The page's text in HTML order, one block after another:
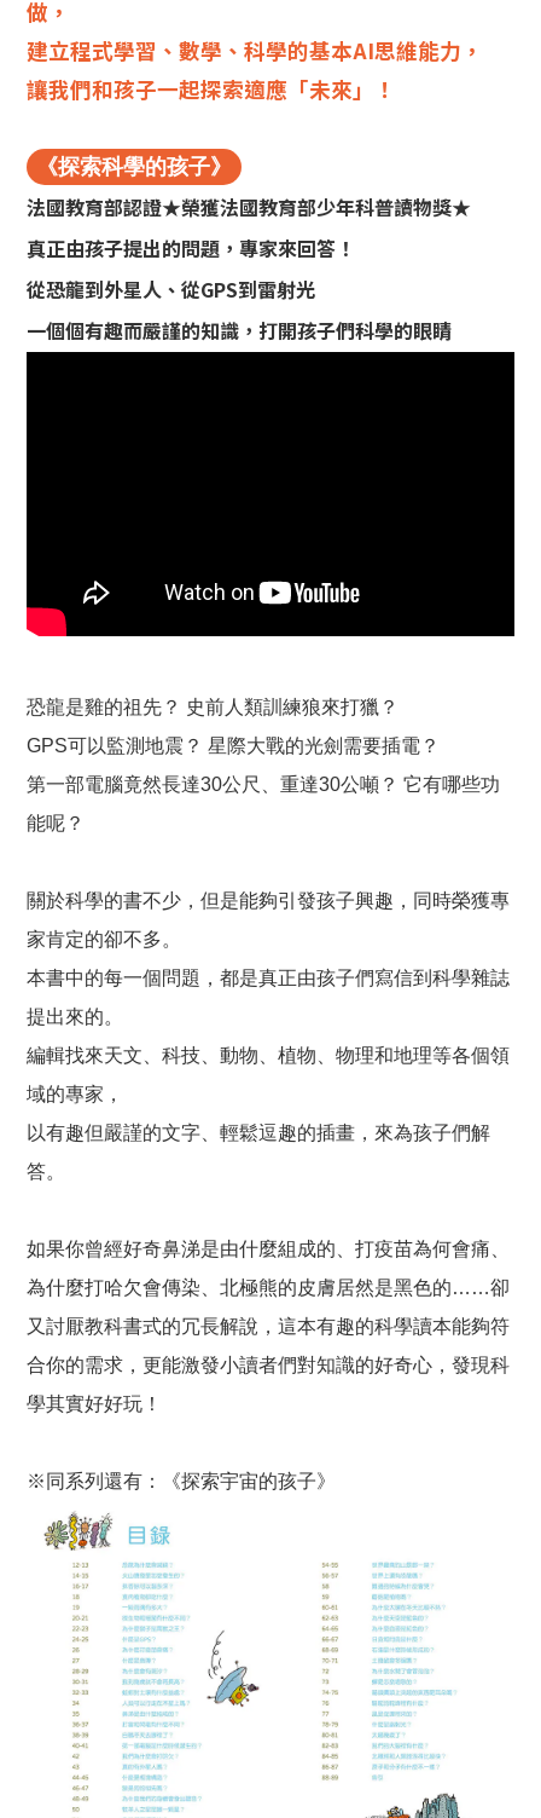
做，
建立程式學習、數學、科學的基本AI思維能力，
讓我們和孩子一起探索適應「未來」！
《探索科學的孩子》
法國教育部認證★榮獲法國教育部少年科普讀物獎★
真正由孩子提出的問題，專家來回答！
從恐龍到外星人、從GPS到雷射光
一個個有趣而嚴謹的知識，打開孩子們科學的眼睛
恐龍是雞的祖先？ 史前人類訓練狼來打獵？
GPS可以監測地震？ 星際大戰的光劍需要插電？
第一部電腦竟然長達30公尺、重達30公噸？ 它有哪些功
能呢？
關於科學的書不少，但是能夠引發孩子興趣，同時榮獲專
家肯定的卻不多。
本書中的每一個問題，都是真正由孩子們寫信到科學雜誌
提出來的。
編輯找來天文、科技、動物、植物、物理和地理等各個領
域的專家，
以有趣但嚴謹的文字、輕鬆逗趣的插畫，來為孩子們解
答。
如果你曾經好奇鼻涕是由什麼組成的、打疫苗為何會痛、
為什麼打哈欠會傳染、北極熊的皮膚居然是黑色的……卻
又討厭教科書式的冗長解說，這本有趣的科學讀本能夠符
合你的需求，更能激發小讀者們對知識的好奇心，發現科
學其實好好玩！
※同系列還有：《探索宇宙的孩子》